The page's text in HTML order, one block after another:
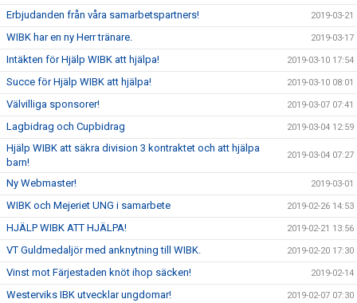
Erbjudanden från våra samarbetspartners! 2019-03-21
WIBK har en ny Herr tränare. 2019-03-17
Intäkten för Hjälp WIBK att hjälpa! 2019-03-10 17:54
Succe för Hjälp WIBK att hjälpa! 2019-03-10 08:01
Välvilliga sponsorer! 2019-03-07 07:41
Lagbidrag och Cupbidrag 2019-03-04 12:59
Hjälp WIBK att säkra division 3 kontraktet och att hjälpa
barn!
2019-03-04 07:27
Ny Webmaster! 2019-03-01
WIBK och Mejeriet UNG i samarbete 2019-02-26 14:53
HJÄLP WIBK ATT HJÄLPA! 2019-02-21 13:56
VT Guldmedaljör med anknytning till WIBK. 2019-02-20 17:30
Vinst mot Färjestaden knöt ihop säcken! 2019-02-14
Westerviks IBK utvecklar ungdomar! 2019-02-07 07:30